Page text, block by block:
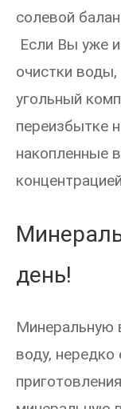
солевой
Если Вы уже
очистки
угольный
переизбытке
накопленные
день!
Минеральную
воду,